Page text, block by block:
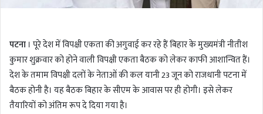
पटना । पूरे देश में विपक्षी एकता की अगुवाई कर रहे हैं बिहार के मुख्यमंत्री नीतीश
कुमार शुक्रवार को होने वाली विपक्षी एकता बैठक को लेकर काफी आशान्वित हैं।
देश के तमाम विपक्षी दलों के नेताओं की कल यानी 23 जून को राजधानी पटना में
बैठक होनी है। यह बैठक बिहार के सीएम के आवास पर ही होगी। इसे लेकर
तैयारियों को अंतिम रूप दे दिया गया है।